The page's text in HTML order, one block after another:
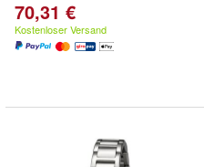
70,31 €
Kostenloser Versand